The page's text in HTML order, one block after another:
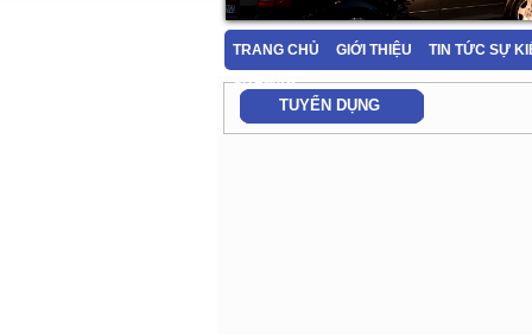
TRANG CHỦ GIỚI THIỆU
TIN TỨC SỰ
SITEMAP
TUYỂN DỤNG